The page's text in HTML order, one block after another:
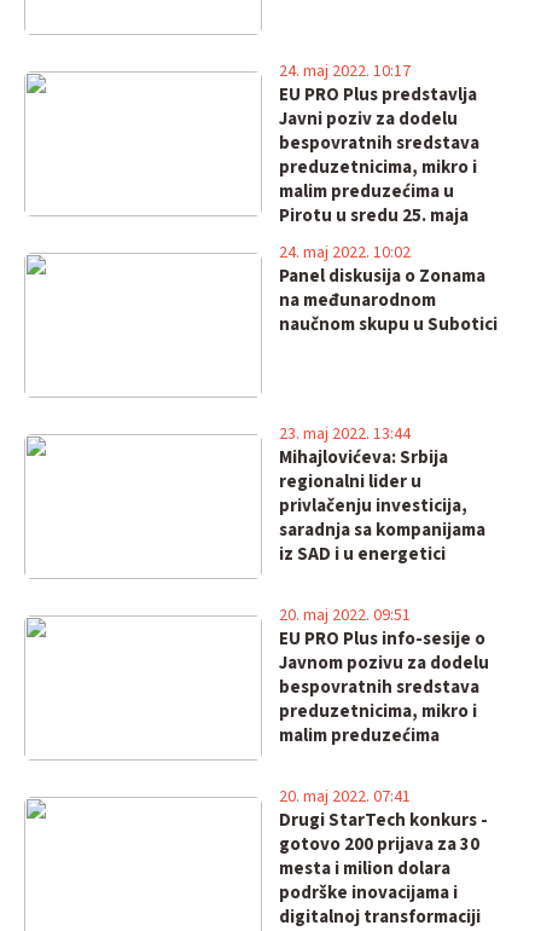
EU PRO Plus predstavlja
Javni poziv za dodelu
bespovratnih sredstava
preduzetnicima, mikro i
malim preduzećima u
Pirotu u sredu 25. maja
24. maj 2022. 10:17
Panel diskusija o Zonama
na međunarodnom
naučnom skupu u Subotici
24. maj 2022. 10:02
Mihajlovićeva: Srbija
regionalni lider u
privlačenju investicija,
saradnja sa kompanijama
iz SAD i u energetici
23. maj 2022. 13:44
EU PRO Plus info-sesije o
Javnom pozivu za dodelu
bespovratnih sredstava
preduzetnicima, mikro i
malim preduzećima
20. maj 2022. 09:51
Drugi StarTech konkurs -
gotovo 200 prijava za 30
mesta i milion dolara
podrške inovacijama i
digitalnoj transformaciji
20. maj 2022. 07:41